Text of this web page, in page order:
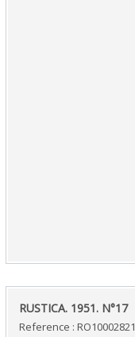
‎RUSTICA. 1951. N°17‎
Reference : RO10002821